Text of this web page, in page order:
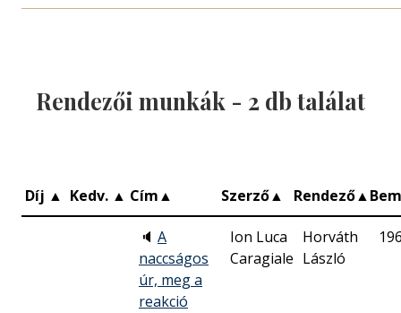
Rendezői munkák - 2 db találat
Díj ▲ Kedv. ▲ Cím▲ Szerző▲ Rendező▲
🔈 A
naccságos
úr, meg a
reakció
Ion Luca
Caragiale
Horváth
László